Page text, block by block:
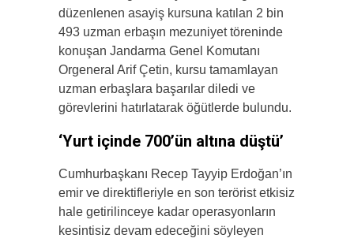
düzenlenen asayiş kursuna katılan 2 bin
493 uzman erbaşın mezuniyet töreninde
konuşan Jandarma Genel Komutanı
Orgeneral Arif Çetin, kursu tamamlayan
uzman erbaşlara başarılar diledi ve
görevlerini hatırlatarak öğütlerde bulundu.
‘Yurt içinde 700’ün altına düştü’
Cumhurbaşkanı Recep Tayyip Erdoğan’ın
emir ve direktifleriyle en son terörist etkisiz
hale getirilinceye kadar operasyonların
kesintisiz devam edeceğini söyleyen